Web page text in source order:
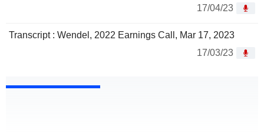
17/04/23
Transcript : Wendel, 2022 Earnings Call, Mar 17, 2023
17/03/23